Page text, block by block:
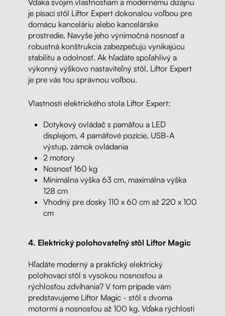
je písací stôl Liftor Expert dokonalou voľbou pre
domácu kanceláriu alebo kancelárske
prostredie. Navyše jeho výnimočná nosnosť a
robustná konštrukcia zabezpečujú vynikajúcu
stabilitu a odolnosť. Ak hľadáte spoľahlivý a
výkonný výškovo nastaviteľný stôl, Liftor Expert
je pre vás tou správnou voľbou.
Vlastnosti elektrického stola Liftor Expert:
Dotykový ovládač s pamäťou a LED
displejom, 4 pamäťové pozície, USB-A
výstup, zámok ovládania
2 motory
Nosnosť 160 kg
Minimálna výška 63 cm, maximálna výška
128 cm
Vhodný pre dosky 110 x 60 cm až 220 x 100
cm
4. Elektrický polohovateľný stôl Liftor Magic
Hľadáte moderný a praktický elektrický
polohovací stôl s vysokou nosnosťou a
rýchlosťou zdvíhania? V tom prípade vám
predstavujeme Liftor Magic - stôl s dvoma
motormi a nosnosťou až 100 kg. Vďaka rýchlosti